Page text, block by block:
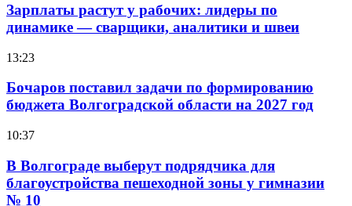
Зарплаты растут у рабочих: лидеры по
динамике — сварщики, аналитики и швеи
13:23
Бочаров поставил задачи по формированию
бюджета Волгоградской области на 2027 год
10:37
В Волгограде выберут подрядчика для
благоустройства пешеходной зоны у гимназии
№ 10